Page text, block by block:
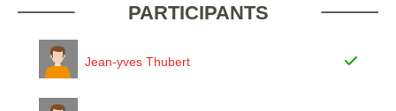
PARTICIPANTS
Jean-yves Thubert